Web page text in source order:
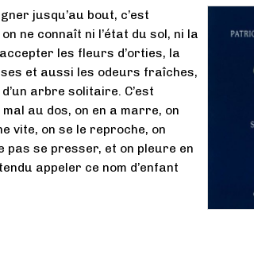
jusqu’au bout, c’est
ne connaît ni l’état du sol, ni la
les fleurs d’orties, la
et aussi les odeurs fraîches,
arbre solitaire. C’est
au dos, on en a marre, on
vite, on se le reproche, on
pas se presser, et on pleure en
appeler ce nom d’enfant